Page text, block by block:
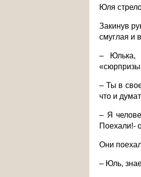
Юля
Закинув
смуглая и
– Юлька,
– Ты в
что и
– Я
Поехали!-
Они
– Юль,